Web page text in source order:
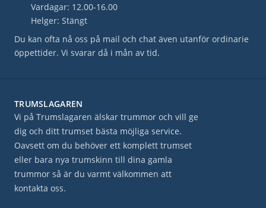
Vardagar: 12.00-16.00
Helger: Stängt
Du kan ofta nå oss på mail och chat även utanför ordinarie
öppettider. Vi svarar då i mån av tid.
TRUMSLAGAREN
Vi på Trumslagaren älskar trummor och vill ge
dig och ditt trumset bästa möjliga service.
Oavsett om du behöver ett komplett trumset
eller bara nya trumskinn till dina gamla
trummor så är du varmt välkommen att
kontakta oss.